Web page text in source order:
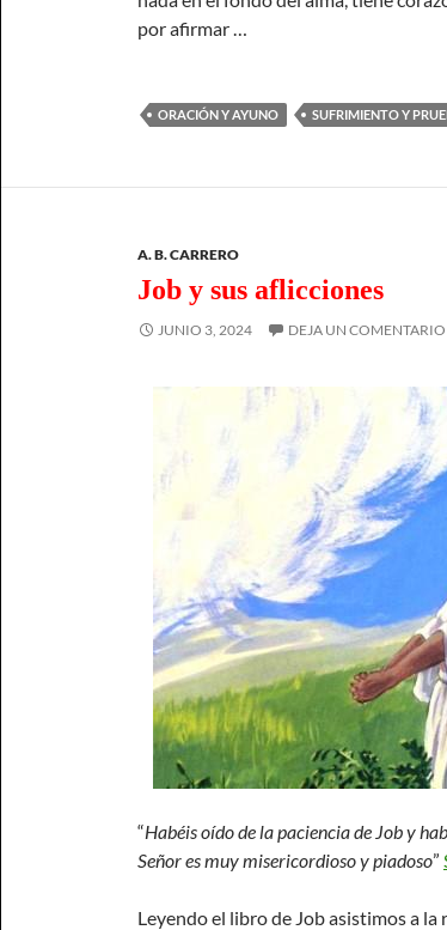
por afirmar …
ORACIÓN Y AYUNO SUFRIMIENTO Y
A. B. CARRERO
Job y sus aflicciones
JUNIO 3, 2024 DEJA UN COMENTARIO
“Habéis oído de la paciencia de Job y
Señor es muy misericordioso y piadoso”
Leyendo el libro de Job asistimos a la